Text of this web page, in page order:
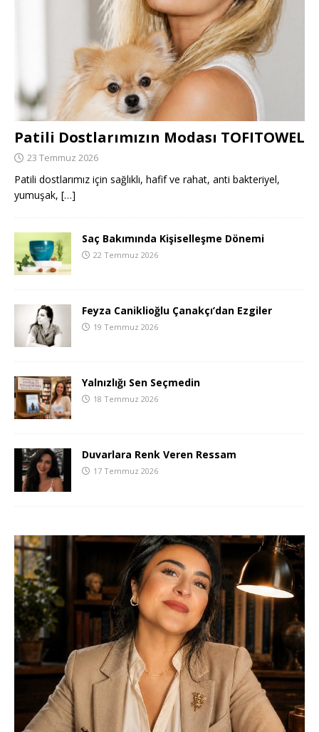
Patili Dostlarımızın Modası TOFITOWEL
23 Temmuz 2026
Patili dostlarımız için sağlıklı, hafif ve rahat, anti bakteriyel,
yumuşak, […]
Saç Bakımında Kişiselleşme Dönemi
22 Temmuz 2026
Feyza Caniklioğlu Çanakçı’dan Ezgiler
19 Temmuz 2026
Yalnızlığı Sen Seçmedin
18 Temmuz 2026
Duvarlara Renk Veren Ressam
17 Temmuz 2026